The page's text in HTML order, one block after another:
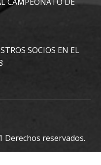
SOCIOS EN EL
Derechos reservados.